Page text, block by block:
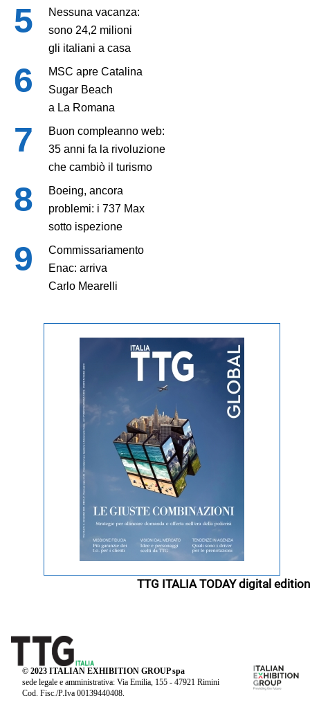
Nessuna vacanza:
sono 24,2 milioni
gli italiani a casa
MSC apre Catalina
Sugar Beach
a La Romana
Buon compleanno web:
35 anni fa la rivoluzione
che cambiò il turismo
Boeing, ancora
problemi: i 737 Max
sotto ispezione
Commissariamento
Enac: arriva
Carlo Mearelli
TTG ITALIA TODAY digital edition
© 2023 ITALIAN EXHIBITION GROUP spa
sede legale e amministrativa: Via Emilia, 155 - 47921 Rimini
Cod. Fisc./P.Iva 00139440408.